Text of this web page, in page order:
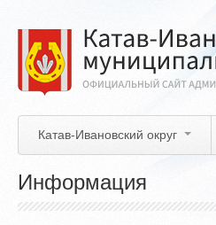
основному
содержанию
Катав-Ивановский округ
Информация